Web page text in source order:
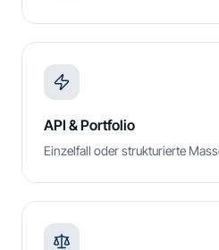
API & Portfolio
Einzelfall oder strukturierte